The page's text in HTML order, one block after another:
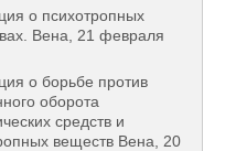
о психотропных
Вена, 21 февраля
о борьбе против
оборота
средств и
веществ Вена, 20